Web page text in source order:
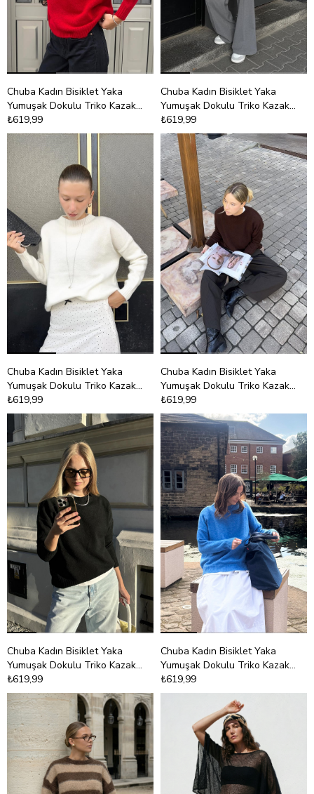
Chuba Kadın Bisiklet Yaka
Yumuşak Dokulu Triko Kazak
Kırmızı 26W3032
₺619,99
Chuba Kadın Bisiklet Yaka
Yumuşak Dokulu Triko Kazak
Pembe 26W3032
₺619,99
Chuba Kadın Bisiklet Yaka
Yumuşak Dokulu Triko Kazak
Beyaz 26W3032
₺619,99
Chuba Kadın Bisiklet Yaka
Yumuşak Dokulu Triko Kazak
Kahve 26W3032
₺619,99
Chuba Kadın Bisiklet Yaka
Yumuşak Dokulu Triko Kazak
Siyah 26W3032
₺619,99
Chuba Kadın Bisiklet Yaka
Yumuşak Dokulu Triko Kazak
Mavi 26W3032
₺619,99